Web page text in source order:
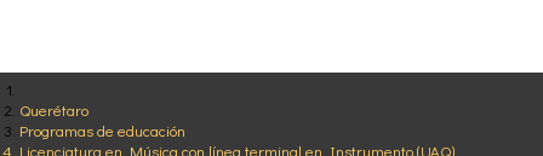
Querétaro
Programas de educación
Licenciatura en Música con línea terminal en Instrumento (UAQ)